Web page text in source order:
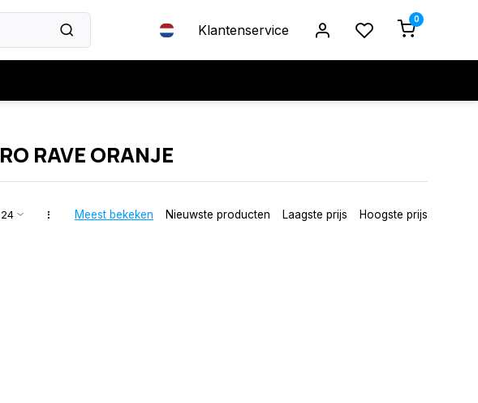
Klantenservice
0
RAVE ORANJE
Meest bekeken Nieuwste producten Laagste prijs Hoogste prijs